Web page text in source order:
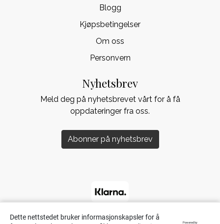
Blogg
Kjøpsbetingelser
Om oss
Personvern
Nyhetsbrev
Meld deg på nyhetsbrevet vårt for å få
oppdateringer fra oss.
Abonner på nyhetsbrev
Dette nettstedet bruker informasjonskapsler for å
Powered by